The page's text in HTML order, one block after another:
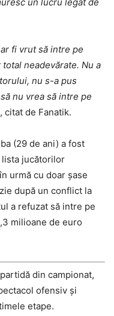
fi vrut să intre pe
neadevărate. Nu a
nu s-a pus
nu vrea să intre pe
citat de Fanatik.
(29 de ani) a fost
jucătorilor
urmă cu doar șase
după un conflict la
a refuzat să intre pe
milioane de euro
din campionat,
ofensiv și
etape.